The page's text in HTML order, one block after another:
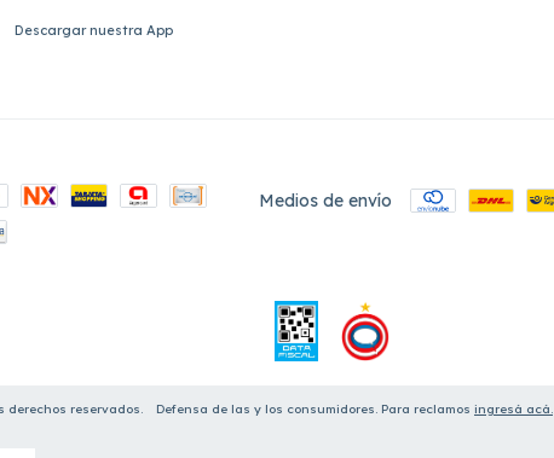
Descargar nuestra App
Medios de envío
derechos reservados. Defensa de las y los consumidores. Para reclamos ingresá acá.